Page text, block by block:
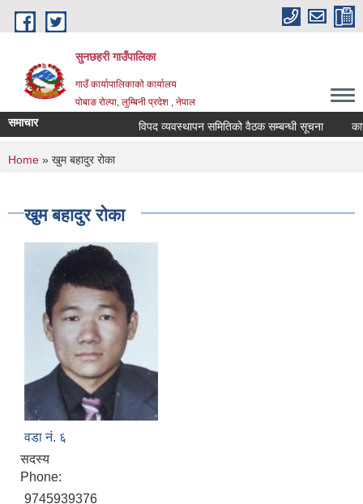
Skip to main content
सुनछहरी गाउँपालिका
गाउँ कार्यापालिकाको कार्यालय
पोबाङ रोल्पा, लुम्बिनी प्रदेश , नेपाल
समाचार विपद व्यवस्थापन समितिको वैठक सम्बन्धी सूचना
You are here
Home » खुम बहादुर रोका
खुम बहादुर रोका
वडा नं. ६
सदस्य
Phone:
9745939376